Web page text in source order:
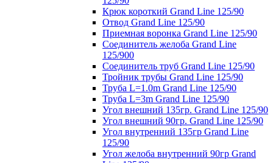
Крюк короткий Grand Line 125/90
Отвод Grand Line 125/90
Приемная воронка Grand Line 125/90
Соединитель желоба Grand Line
125/900
Соединитель труб Grand Line 125/90
Тройник трубы Grand Line 125/90
Труба L=1.0m Grand Line 125/90
Труба L=3m Grand Line 125/90
Угол внешний 135гр. Grand Line 125/90
Угол внешний 90гр. Grand Line 125/90
Угол внутренний 135гр Grand Line
125/90
Угол желоба внутренний 90гр Grand